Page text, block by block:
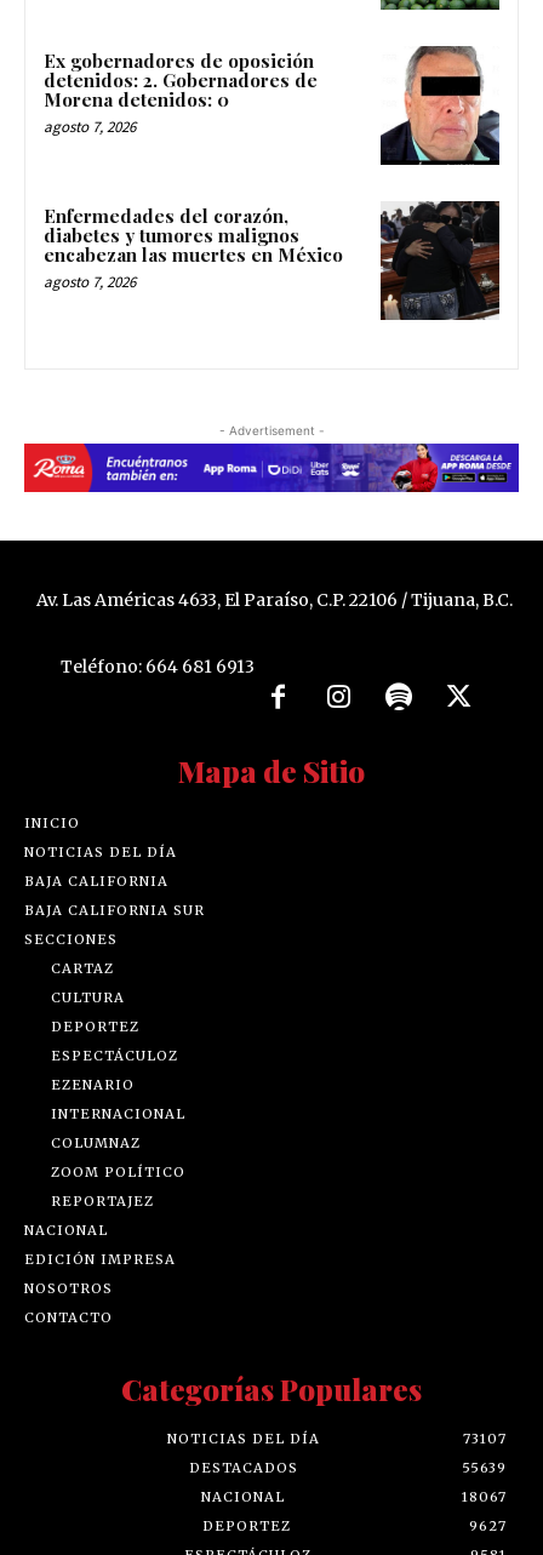
Ex gobernadores de oposición
detenidos: 2. Gobernadores de
Morena detenidos: 0
agosto 7, 2026
Enfermedades del corazón,
diabetes y tumores malignos
encabezan las muertes en México
agosto 7, 2026
- Advertisement -
Av. Las Américas 4633, El Paraíso, C.P. 22106 / Tijuana, B.C.
Teléfono: 664 681 6913
Mapa de Sitio
INICIO
NOTICIAS DEL DÍA
BAJA CALIFORNIA
BAJA CALIFORNIA SUR
SECCIONES
CARTAZ
CULTURA
DEPORTEZ
ESPECTÁCULOZ
EZENARIO
INTERNACIONAL
COLUMNAZ
ZOOM POLÍTICO
REPORTAJEZ
NACIONAL
EDICIÓN IMPRESA
NOSOTROS
CONTACTO
Categorías Populares
NOTICIAS DEL DÍA
73107
DESTACADOS
55639
NACIONAL
18067
DEPORTEZ
9627